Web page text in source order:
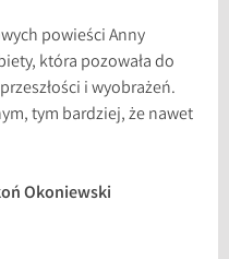
powieści Anny
która pozowała do
i wyobrażeń.
tym bardziej, że nawet
Okoniewski